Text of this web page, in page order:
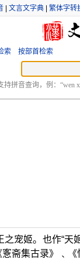
文言文字典 繁体字转
索 按部首检索
持拼音查询，例：“wen
宠姬。也作“天
斋集古录》﹑